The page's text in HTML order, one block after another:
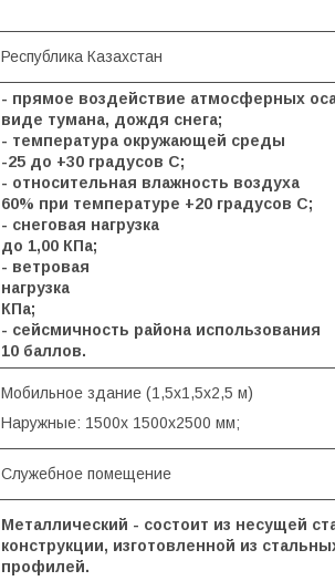
Республика Казахстан
- прямое воздействие атмосферных
виде тумана, дождя снега;
- температура окружающей
-25 до +30 градусов С;
- относительная влажность
60% при температуре +20 градусов С;
- снеговая
до 1,00 КПа;
- ветровая
нагрузка до
КПа;
- сейсмичность района
10 баллов.
Мобильное здание (1,5х1,5х2,5 м)
Наружные: 1500х 1500х2500 мм;
Служебное помещение
Металлический - состоит из несущей
конструкции, изготовленной из
профилей.